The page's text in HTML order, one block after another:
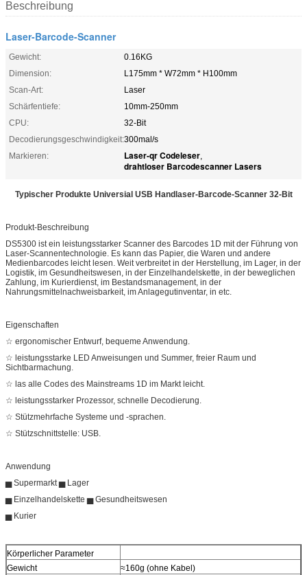
Beschreibung
Laser-Barcode-Scanner
Gewicht:
0.16KG
Dimension:
L175mm * W72mm * H100mm
Scan-Art:
Laser
Schärfentiefe:
10mm-250mm
CPU:
32-Bit
Decodierungsgeschwindigkeit:300mal/s
Markieren:
Laser-qr Codeleser,
drahtloser Barcodescanner Lasers
Typischer Produkte Universial USB Handlaser-Barcode-Scanner 32-Bit
Produkt-Beschreibung
DS5300 ist ein leistungsstarker Scanner des Barcodes 1D mit der Führung von
Laser-Scannentechnologie. Es kann das Papier, die Waren und andere
Medienbarcodes leicht lesen. Weit verbreitet in der Herstellung, im Lager, in der
Logistik, im Gesundheitswesen, in der Einzelhandelskette, in der beweglichen
Zahlung, im Kurierdienst, im Bestandsmanagement, in der
Nahrungsmittelnachweisbarkeit, im Anlagegutinventar, in etc.
Eigenschaften
☆ ergonomischer Entwurf, bequeme Anwendung.
☆ leistungsstarke LED Anweisungen und Summer, freier Raum und
Sichtbarmachung.
☆ las alle Codes des Mainstreams 1D im Markt leicht.
☆ leistungsstarker Prozessor, schnelle Decodierung.
☆ Stützmehrfache Systeme und -sprachen.
☆ Stützschnittstelle: USB.
Anwendung
▅ Supermarkt ▅ Lager
▅ Einzelhandelskette ▅ Gesundheitswesen
▅ Kurier
Körperlicher Parameter
Gewicht
≈160g (ohne Kabel)